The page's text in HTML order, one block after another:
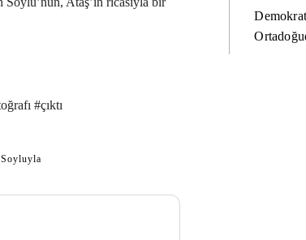
#çıktı
Soyluyla